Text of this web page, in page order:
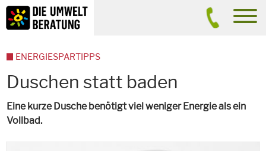
Inhalt
Suche
Duschen statt baden
Eine kurze Dusche benötigt viel weniger Energie als ein
Vollbad.
ENERGIESPARTIPPS